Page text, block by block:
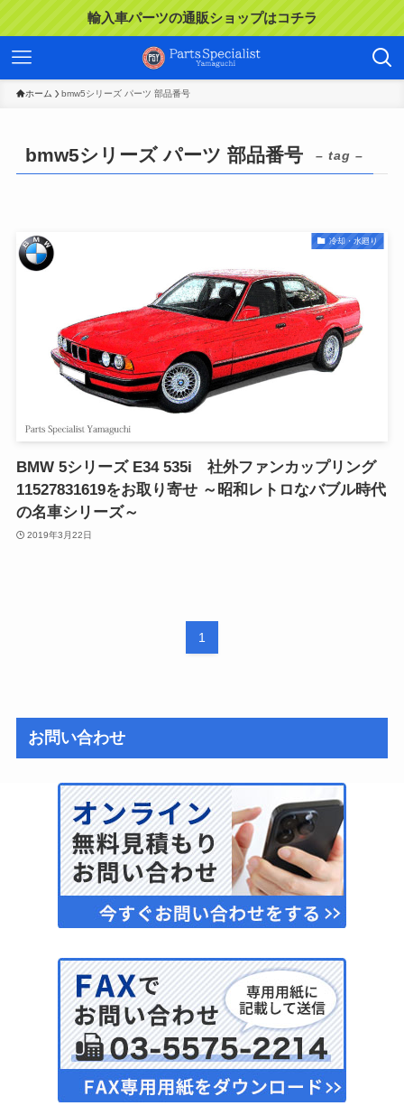
輸入車パーツの通販ショップはコチラ
ホーム bmw5シリーズ パーツ 部品番号
bmw5シリーズ パーツ 部品番号 – tag –
冷却・水廻り
BMW 5シリーズ E34 535i 社外ファンカップリング
11527831619をお取り寄せ ～昭和レトロなバブル時代
の名車シリーズ～
2019年3月22日
1
お問い合わせ